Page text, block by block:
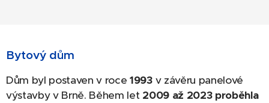
Bytový dům
Dům byl postaven v roce1993v závěru panelové
výstavby v Brně. Během let 2009 až 2023proběhla